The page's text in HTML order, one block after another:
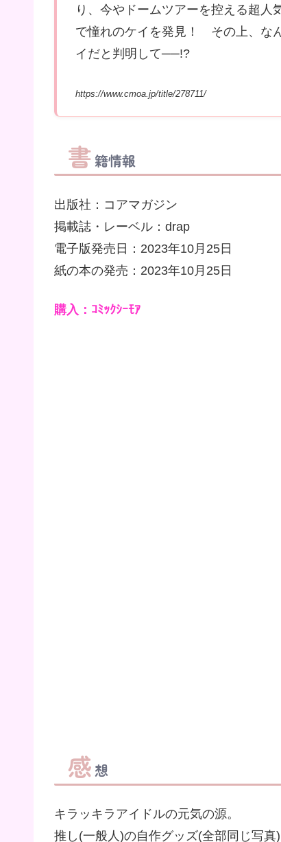
り、今やドームツアーを控える超
で憧れのケイを発見！ その上、な
イだと判明して──!?
https://www.cmoa.jp/title/278711/
書籍情報
出版社：コアマガジン
掲載誌・レーベル：drap
電子版発売日：2023年10月25日
紙の本の発売：2023年10月25日
購入：ｺﾐｯｸｼｰﾓｱ
感想
キラッキラアイドルの元気の源。
推し(一般人)の自作グッズ(全部同じ写真